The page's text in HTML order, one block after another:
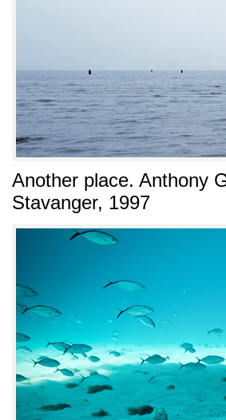
Another place. Anthony
Stavanger, 1997